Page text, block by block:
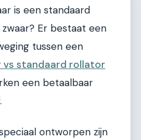
is een standaard
Er bestaat een
tussen een
standaard rollator
een betaalbaar
ontworpen zijn